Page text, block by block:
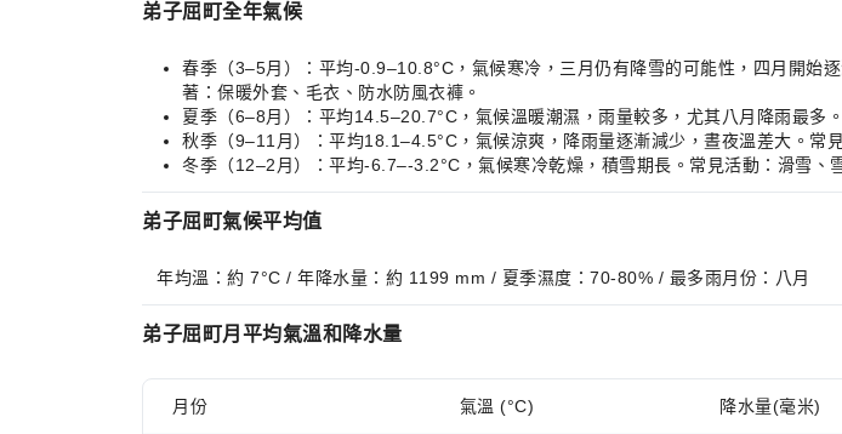
弟子屈町全年氣候
春季（3–5月）：平均-0.9–10.8°C，氣候寒冷，三月仍有降雪的可能性，四月開始
著：保暖外套、毛衣、防水防風衣褲。
夏季（6–8月）：平均14.5–20.7°C，氣候溫暖潮濕，雨量較多，尤其八月降雨最多
秋季（9–11月）：平均18.1–4.5°C，氣候涼爽，降雨量逐漸減少，晝夜溫差大。常
冬季（12–2月）：平均-6.7–-3.2°C，氣候寒冷乾燥，積雪期長。常見活動：滑雪、
弟子屈町氣候平均值
年均溫：約 7°C / 年降水量：約 1199 mm / 夏季濕度：70-80% / 最多雨月份：八月
弟子屈町月平均氣溫和降水量
月份 氣溫 (°C) 降水量(毫米)